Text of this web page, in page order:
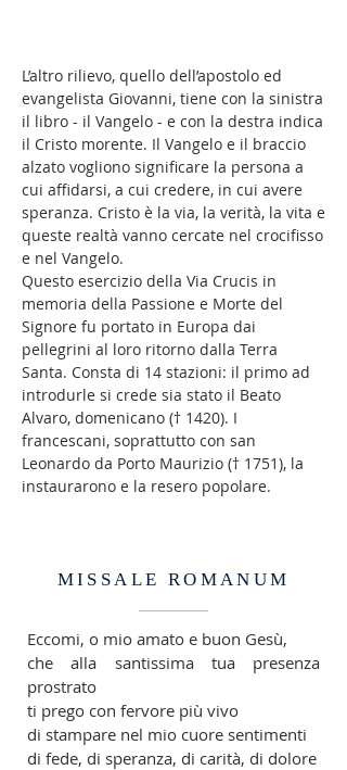
L’altro rilievo, quello dell’apostolo ed
evangelista Giovanni, tiene con la sinistra
il libro - il Vangelo - e con la destra indica
il Cristo morente. Il Vangelo e il braccio
alzato vogliono significare la persona a
cui affidarsi, a cui credere, in cui avere
speranza. Cristo è la via, la verità, la vita e
queste realtà vanno cercate nel crocifisso
e nel Vangelo.
Questo esercizio della Via Crucis in
memoria della Passione e Morte del
Signore fu portato in Europa dai
pellegrini al loro ritorno dalla Terra
Santa. Consta di 14 stazioni: il primo ad
introdurle si crede sia stato il Beato
Alvaro, domenicano († 1420). I
francescani, soprattutto con san
Leonardo da Porto Maurizio († 1751), la
instaurarono e la resero popolare.
MISSALE ROMANUM
Eccomi, o mio amato e buon Gesù,
che alla santissima tua presenza
prostrato
ti prego con fervore più vivo
di stampare nel mio cuore sentimenti
di fede, di speranza, di carità, di dolore